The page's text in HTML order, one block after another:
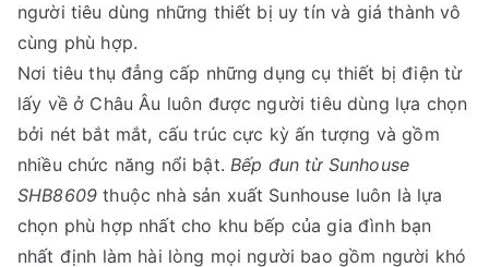
người tiêu dùng những thiết bị uy tín và giá thành vô
cùng phù hợp.
Nơi tiêu thụ đẳng cấp những dụng cụ thiết bị điện từ
lấy về ở Châu Âu luôn được người tiêu dùng lựa chọn
bởi nét bắt mắt, cấu trúc cực kỳ ấn tượng và gồm
nhiều chức năng nổi bật.Bếp đun từ Sunhouse
SHB8609 thuộc nhà sản xuất Sunhouse luôn là lựa
chọn phù hợp nhất cho khu bếp của gia đình bạn
nhất định làm hài lòng mọi người bao gồm người khó